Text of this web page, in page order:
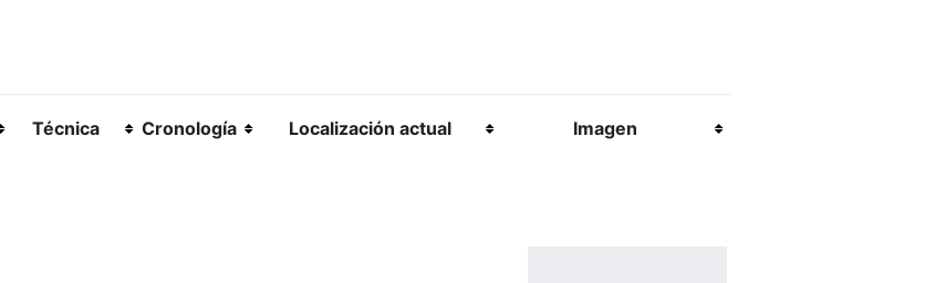
Técnica Cronología Localización actual
Imagen